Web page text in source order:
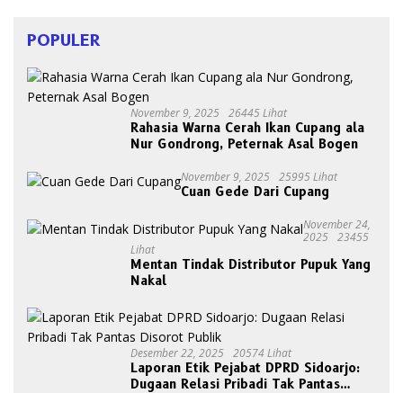
POPULER
November 9, 2025 26445 Lihat
Rahasia Warna Cerah Ikan Cupang ala
Nur Gondrong, Peternak Asal Bogen
November 9, 2025 25995 Lihat
Cuan Gede Dari Cupang
November 24,
2025 23455
Lihat
Mentan Tindak Distributor Pupuk Yang
Nakal
Desember 22, 2025 20574 Lihat
Laporan Etik Pejabat DPRD Sidoarjo:
Dugaan Relasi Pribadi Tak Pantas